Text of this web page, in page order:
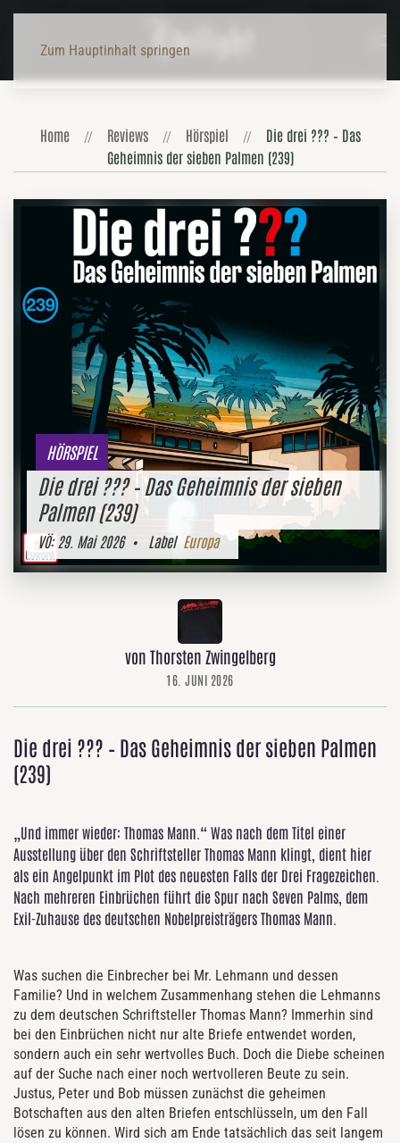
Zum Hauptinhalt springen
Home Reviews Hörspiel
Die drei ??? – Das
Geheimnis der sieben Palmen (239)
HÖRSPIEL
Die drei ??? – Das Geheimnis der sieben
Palmen (239)
VÖ:29. Mai 2026• Label Europa
von Thorsten Zwingelberg
16. JUNI 2026
Die drei ??? – Das Geheimnis der sieben Palmen
(239)
„Und immer wieder: Thomas Mann.“ Was nach dem Titel einer
Ausstellung über den Schriftsteller Thomas Mann klingt, dient hier
als ein Angelpunkt im Plot des neuesten Falls der Drei Fragezeichen.
Nach mehreren Einbrüchen führt die Spur nach Seven Palms, dem
Exil-Zuhause des deutschen Nobelpreisträgers Thomas Mann.
Was suchen die Einbrecher bei Mr. Lehmann und dessen
Familie? Und in welchem Zusammenhang stehen die Lehmanns
zu dem deutschen Schriftsteller Thomas Mann? Immerhin sind
bei den Einbrüchen nicht nur alte Briefe entwendet worden,
sondern auch ein sehr wertvolles Buch. Doch die Diebe scheinen
auf der Suche nach einer noch wertvolleren Beute zu sein.
Justus, Peter und Bob müssen zunächst die geheimen
Botschaften aus den alten Briefen entschlüsseln, um den Fall
lösen zu können. Wird sich am Ende tatsächlich das seit langem